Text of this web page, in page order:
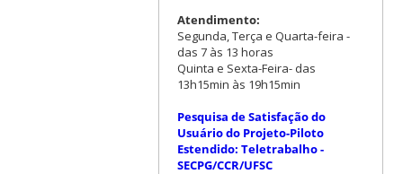
Atendimento:
Segunda, Terça e Quarta-feira -
das 7 às 13 horas
Quinta e Sexta-Feira- das
13h15min às 19h15min
Pesquisa de Satisfação do
Usuário do Projeto-Piloto
Estendido: Teletrabalho -
SECPG/CCR/UFSC